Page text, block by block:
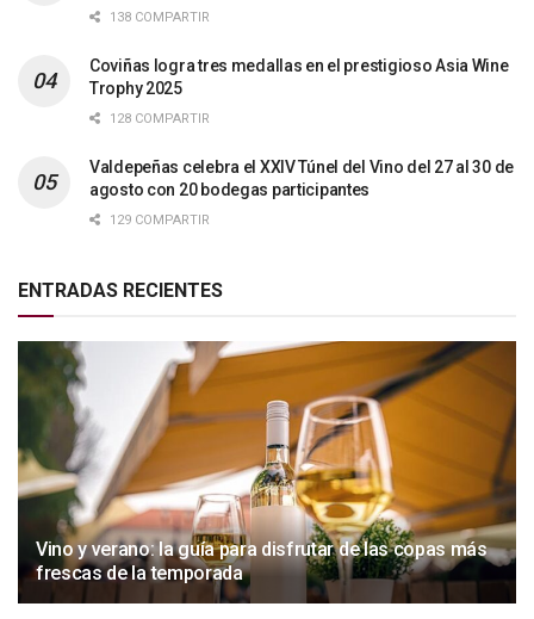
138 COMPARTIR
Coviñas logra tres medallas en el prestigioso Asia Wine
Trophy 2025
128 COMPARTIR
Valdepeñas celebra el XXIV Túnel del Vino del 27 al 30 de
agosto con 20 bodegas participantes
129 COMPARTIR
ENTRADAS RECIENTES
Vino y verano: la guía para disfrutar de las copas más
frescas de la temporada